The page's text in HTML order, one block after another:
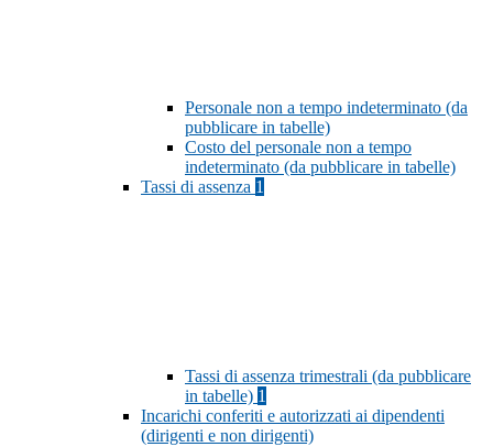
Personale non a tempo indeterminato (da
pubblicare in tabelle)
Costo del personale non a tempo
indeterminato (da pubblicare in tabelle)
Tassi di assenza 1
Tassi di assenza trimestrali (da pubblicare
in tabelle) 1
Incarichi conferiti e autorizzati ai dipendenti
(dirigenti e non dirigenti)